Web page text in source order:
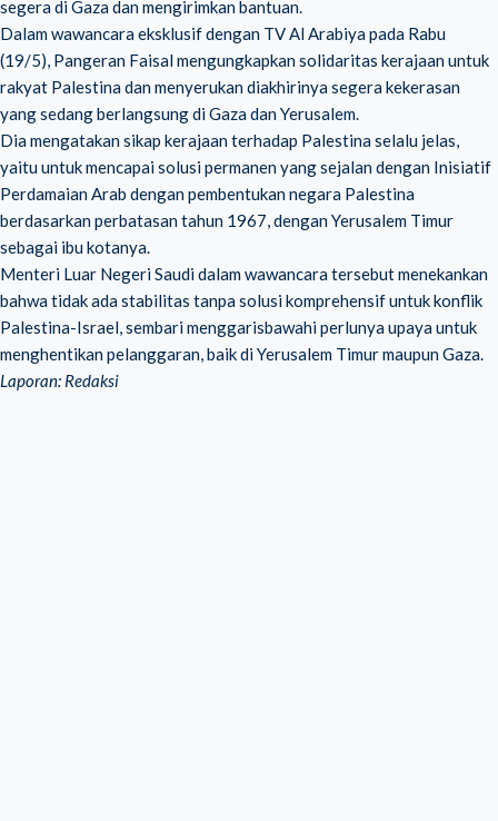
segera di Gaza dan mengirimkan bantuan.
Dalam wawancara eksklusif dengan TV Al Arabiya pada Rabu
(19/5), Pangeran Faisal mengungkapkan solidaritas kerajaan untuk
rakyat Palestina dan menyerukan diakhirinya segera kekerasan
yang sedang berlangsung di Gaza dan Yerusalem.
Dia mengatakan sikap kerajaan terhadap Palestina selalu jelas,
yaitu untuk mencapai solusi permanen yang sejalan dengan Inisiatif
Perdamaian Arab dengan pembentukan negara Palestina
berdasarkan perbatasan tahun 1967, dengan Yerusalem Timur
sebagai ibu kotanya.
Menteri Luar Negeri Saudi dalam wawancara tersebut menekankan
bahwa tidak ada stabilitas tanpa solusi komprehensif untuk konflik
Palestina-Israel, sembari menggarisbawahi perlunya upaya untuk
menghentikan pelanggaran, baik di Yerusalem Timur maupun Gaza.
Laporan: Redaksi